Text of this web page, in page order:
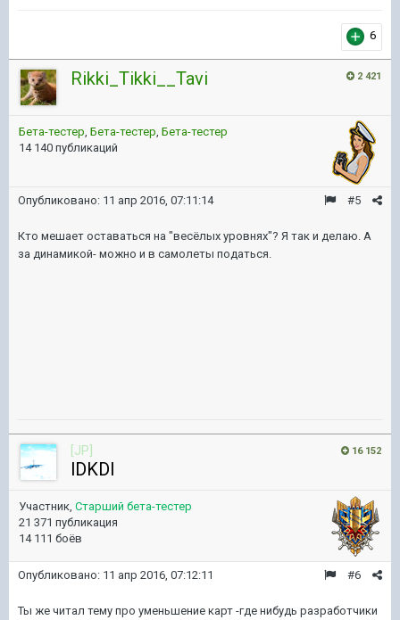
6
2 421
Rikki_Tikki__Tavi
Бета-тестер Бета-тестер Бета-тестер
14 140 публикаций
#5
Опубликовано: 11 апр 2016, 07:11:14
Кто мешает оставаться на "весёлых уровнях"? Я так и делаю. А
за динамикой- можно и в самолеты податься.
16 152
[JP]
lDKDl
Участник, Старший бета-тестер
21 371 публикация
14 111 боёв
#6
Опубликовано: 11 апр 2016, 07:12:11
Ты же читал тему про уменьшение карт -где нибудь разработчики